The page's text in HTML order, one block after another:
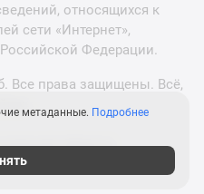
относящихся к
сети «Интернет»,
Федерации.
Все права защищены. Всё,
области
метаданные. Подробнее